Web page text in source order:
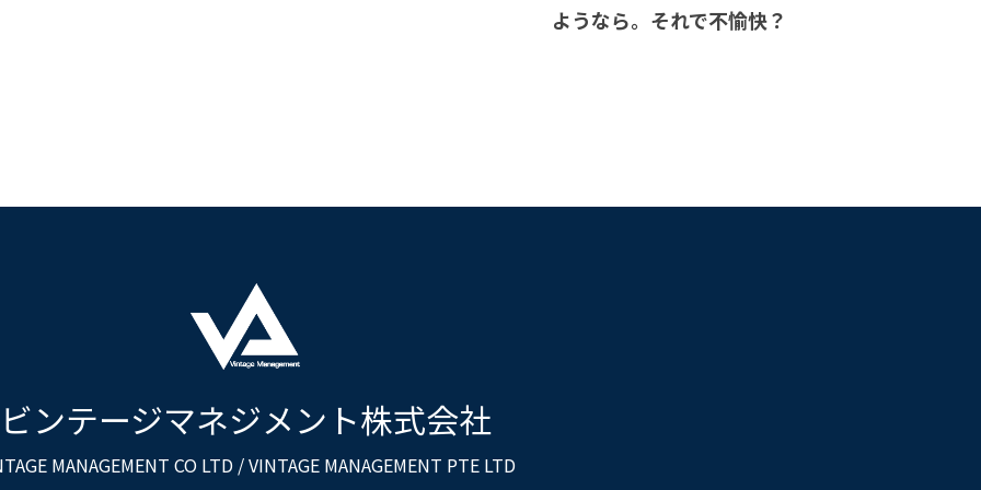
ようなら。それで不愉快？
ビンテージマネジメント株式会社
MANAGEMENT CO LTD / VINTAGE MANAGEMENT PTE LTD